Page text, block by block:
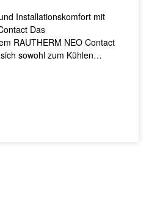
Installationskomfort mit
Das
RAUTHERM NEO Contact
sowohl zum Kühlen…